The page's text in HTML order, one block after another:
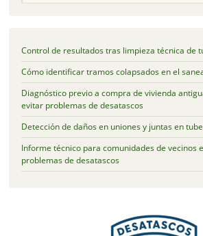
Control de resultados tras limpieza técnica de
Cómo identificar tramos colapsados en el
Diagnóstico previo a compra de vivienda
evitar problemas de desatascos
Detección de daños en uniones y juntas en
Informe técnico para comunidades de vecinos
problemas de desatascos